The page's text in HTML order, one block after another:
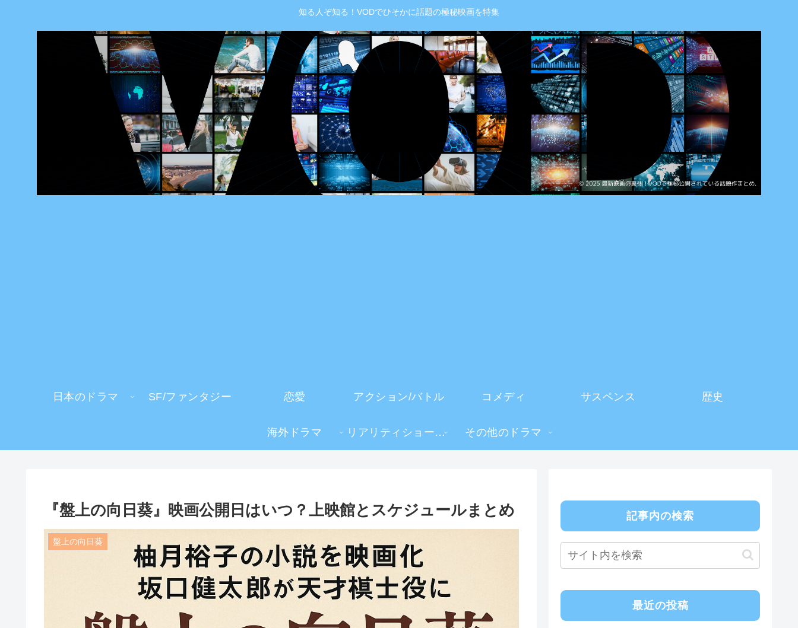
知る人ぞ知る！VODでひそかに話題の極秘映画を特集
日本のドラマ SF/ファンタジー 恋愛 アクション/バトル コメディ サスペンス 歴史
海外ドラマ リアリティショー・TV番組 その他のドラマ
『盤上の向日葵』映画公開日はいつ？上映館とスケジュールまとめ
盤上の向日葵
記事内の検索
最近の投稿